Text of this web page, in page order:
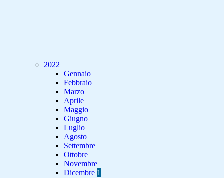
2022
Gennaio
Febbraio
Marzo
Aprile
Maggio
Giugno
Luglio
Agosto
Settembre
Ottobre
Novembre
Dicembre 1